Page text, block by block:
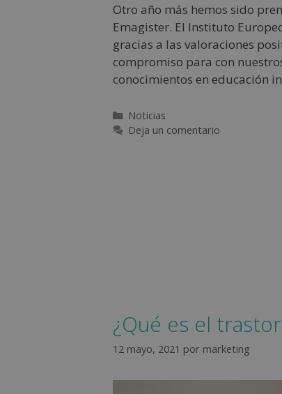
Otro año más hemos sido
Emagister. El Instituto
gracias a las valoraciones
compromiso para con
conocimientos en educación
Noticias
Deja un comentario
¿Qué es el
12 mayo, 2021 por marketing